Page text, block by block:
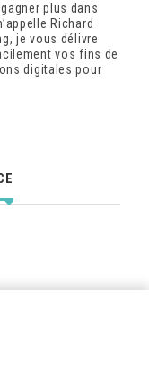
plus dans
Richard
je vous délivre
vos fins de
digitales pour